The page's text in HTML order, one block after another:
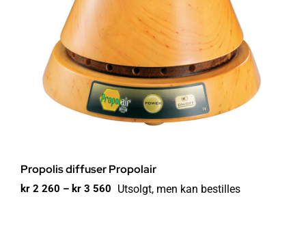
Propolis diffuser Propolair
kr 2 260 – kr 3 560 Prisområde:
Utsolgt, men kan bestilles